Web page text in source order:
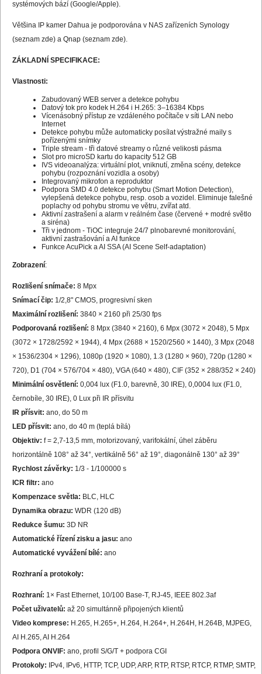
systémových bází (Google/Apple).
Většina IP kamer Dahua je podporována v NAS zařízeních Synology
(seznam zde) a Qnap (seznam zde).
ZÁKLADNÍ SPECIFIKACE:
Vlastnosti:
Zabudovaný WEB server a detekce pohybu
Datový tok pro kodek H.264 i H.265: 3–16384 Kbps
Vícenásobný přístup ze vzdáleného počítače v síti LAN nebo
Internet
Detekce pohybu může automaticky posílat výstražné maily s
pořízenými snímky
Triple stream - tři datové streamy o různé velikosti pásma
Slot pro microSD kartu do kapacity 512 GB
IVS videoanalýza: virtuální plot, vniknutí, změna scény, detekce
pohybu (rozpoznání vozidla a osoby)
Integrovaný mikrofon a reproduktor
Podpora SMD 4.0 detekce pohybu (Smart Motion Detection),
vylepšená detekce pohybu, resp. osob a vozidel. Eliminuje falešné
poplachy od pohybu stromu ve větru, zvířat atd.
Aktivní zastrašení a alarm v reálném čase (červené + modré světlo
a siréna)
Tři v jednom - TiOC integruje 24/7 plnobarevné monitorování,
aktivní zastrašování a AI funkce
Funkce AcuPick a AI SSA (AI Scene Self-adaptation)
Zobrazení:
Rozlišení snímače: 8 Mpx
Snímací čip: 1/2,8" CMOS, progresivní sken
Maximální rozlišení: 3840 × 2160 při 25/30 fps
Podporovaná rozlišení: 8 Mpx (3840 × 2160), 6 Mpx (3072 × 2048), 5 Mpx
(3072 × 1728/2592 × 1944), 4 Mpx (2688 × 1520/2560 × 1440), 3 Mpx (2048
× 1536/2304 × 1296), 1080p (1920 × 1080), 1.3 (1280 × 960), 720p (1280 ×
720), D1 (704 × 576/704 × 480), VGA (640 × 480), CIF (352 × 288/352 × 240)
Minimální osvětlení: 0,004 lux (F1.0, barevně, 30 IRE), 0,0004 lux (F1.0,
černobíle, 30 IRE), 0 Lux při IR přísvitu
IR přísvit: ano, do 50 m
LED přísvit: ano, do 40 m (teplá bílá)
Objektiv: f = 2,7-13,5 mm, motorizovaný, varifokální, úhel záběru
horizontálně 108° až 34°, vertikálně 56° až 19°, diagonálně 130° až 39°
Rychlost závěrky: 1/3 - 1/100000 s
ICR filtr: ano
Kompenzace světla: BLC, HLC
Dynamika obrazu: WDR (120 dB)
Redukce šumu: 3D NR
Automatické řízení zisku a jasu: ano
Automatické vyvážení bílé: ano
Rozhraní a protokoly:
Rozhraní: 1× Fast Ethernet, 10/100 Base-T, RJ-45, IEEE 802.3af
Počet uživatelů: až 20 simultánně připojených klientů
Video komprese: H.265, H.265+, H.264, H.264+, H.264H, H.264B, MJPEG,
AI H.265, AI H.264
Podpora ONVIF: ano, profil S/G/T + podpora CGI
Protokoly: IPv4, IPv6, HTTP, TCP, UDP, ARP, RTP, RTSP, RTCP, RTMP, SMTP,